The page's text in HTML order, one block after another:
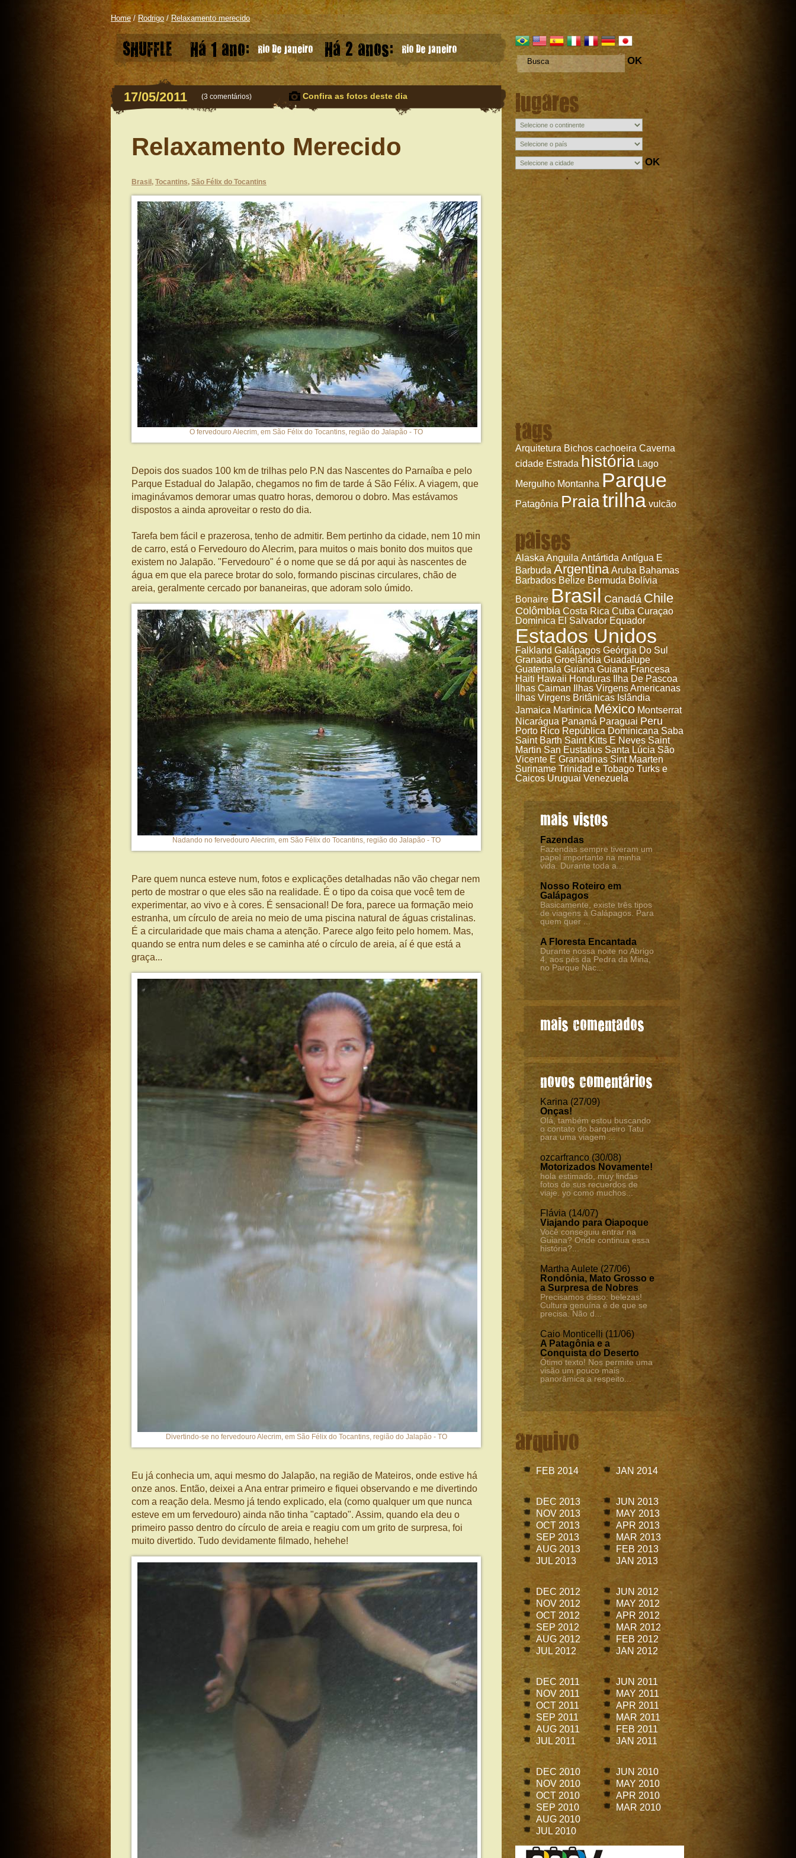
Home/ Rodrigo /Relaxamento merecido
OK
lugares
OK
tags
Arquitetura Bichos cachoeira Caverna
cidade Estrada história Lago
Mergulho Montanha Parque
Patagônia Praiatrilha vulcão
paises
Alaska Anguila Antártida Antígua E
Barbuda Argentina Aruba Bahamas
Barbados Belize Bermuda Bolívia
Bonaire Brasil Canadá Chile
Colômbia Costa Rica Cuba Curaçao
Dominica El Salvador Equador
Estados Unidos
Falkland Galápagos Geórgia Do Sul
Granada Groelândia Guadalupe
Guatemala Guiana Guiana Francesa
Haiti Hawaii Honduras
Ilha De Pascoa
Ilhas Caiman
Ilhas Virgens Americanas
Ilhas Virgens Britânicas Islândia
Jamaica Martinica México Montserrat
Nicarágua Panamá Paraguai Peru
Porto Rico República Dominicana Saba
Saint Barth Saint Kitts E Neves Saint
Martin San Eustatius Santa Lúcia São
Vicente E Granadinas Sint Maarten
Suriname Trinidad e Tobago Turks e
Caicos Uruguai Venezuela
mais vistos
Fazendas
Fazendas sempre tiveram um
papel importante na minha
vida. Durante toda a...
Nosso Roteiro em
Galápagos
Basicamente, existe três tipos
de viagens à Galápagos. Para
quem quer ...
A Floresta Encantada
Durante nossa noite no Abrigo
4, aos pés da Pedra da Mina,
no Parque Nac...
mais comentados
novos comentários
Karina (27/09)
Onças!
Olá, também estou buscando
o contato do barqueiro Tatu
para uma viagem ...
ozcarfranco (30/08)
Motorizados Novamente!
hola estimado, muy lindas
fotos de sus recuerdos de
viaje. yo como muchos...
Flávia (14/07)
Viajando para Oiapoque
Você conseguiu entrar na
Guiana? Onde continua essa
história?...
Martha Aulete (27/06)
Rondônia, Mato Grosso e
a Surpresa de Nobres
Precisamos disso: belezas!
Cultura genuína é de que se
precisa. Não d...
Caio Monticelli (11/06)
A Patagônia e a
Conquista do Deserto
Ótimo texto! Nos permite uma
visão um pouco mais
panorâmica a respeito...
arquivo
FEB 2014 JAN 2014
DEC 2013
NOV 2013
OCT 2013
SEP 2013
AUG 2013
JUL 2013
JUN 2013
MAY 2013
APR 2013
MAR 2013
FEB 2013
JAN 2013
DEC 2012
NOV 2012
OCT 2012
SEP 2012
AUG 2012
JUL 2012
JUN 2012
MAY 2012
APR 2012
MAR 2012
FEB 2012
JAN 2012
DEC 2011
NOV 2011
OCT 2011
SEP 2011
AUG 2011
JUL 2011
JUN 2011
MAY 2011
APR 2011
MAR 2011
FEB 2011
JAN 2011
DEC 2010
NOV 2010
OCT 2010
SEP 2010
AUG 2010
JUL 2010
JUN 2010
MAY 2010
APR 2010
MAR 2010
SHUFFLE Há 1 ano: Rio De Janeiro Há 2 anos: Rio De Janeiro
17/05/2011 (3 comentários) Confira as fotos deste dia
Relaxamento Merecido
Brasil , Tocantins, São Félix do Tocantins
O fervedouro Alecrim, em São Félix do Tocantins, região do Jalapão - TO
Depois dos suados 100 km de trilhas pelo P.N das Nascentes do Parnaíba e pelo
Parque Estadual do Jalapão, chegamos no fim de tarde á São Félix. A viagem, que
imaginávamos demorar umas quatro horas, demorou o dobro. Mas estávamos
dispostos a ainda aproveitar o resto do dia.
Tarefa bem fácil e prazerosa, tenho de admitir. Bem pertinho da cidade, nem 10 min
de carro, está o Fervedouro do Alecrim, para muitos o mais bonito dos muitos que
existem no Jalapão. "Fervedouro" é o nome que se dá por aqui às nascentes de
água em que ela parece brotar do solo, formando piscinas circulares, chão de
areia, geralmente cercado por bananeiras, que adoram solo úmido.
Nadando no fervedouro Alecrim, em São Félix do Tocantins, região do Jalapão - TO
Pare quem nunca esteve num, fotos e explicações detalhadas não vão chegar nem
perto de mostrar o que eles são na realidade. É o tipo da coisa que você tem de
experimentar, ao vivo e à cores. É sensacional! De fora, parece ua formação meio
estranha, um círculo de areia no meio de uma piscina natural de águas cristalinas.
É a circularidade que mais chama a atenção. Parece algo feito pelo homem. Mas,
quando se entra num deles e se caminha até o círculo de areia, aí é que está a
graça...
Divertindo-se no fervedouro Alecrim, em São Félix do Tocantins, região do Jalapão - TO
Eu já conhecia um, aqui mesmo do Jalapão, na região de Mateiros, onde estive há
onze anos. Então, deixei a Ana entrar primeiro e fiquei observando e me divertindo
com a reação dela. Mesmo já tendo explicado, ela (como qualquer um que nunca
esteve em um fervedouro) ainda não tinha "captado". Assim, quando ela deu o
primeiro passo dentro do círculo de areia e reagiu com um grito de surpresa, foi
muito divertido. Tudo devidamente filmado, hehehe!